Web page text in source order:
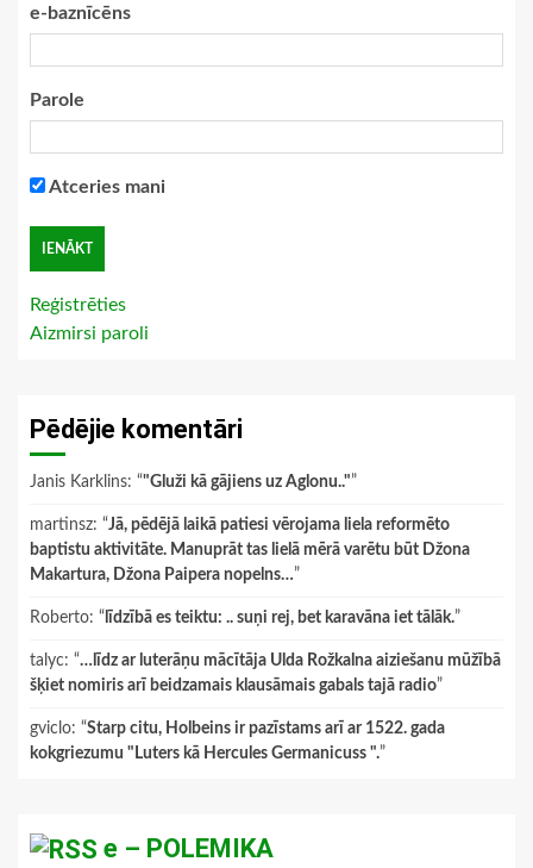
e-baznīcēns
Parole
Atceries mani
Reģistrēties
Aizmirsi paroli
Pēdējie komentāri
Janis Karklins: “"Gluži kā gājiens uz Aglonu.."”
martinsz: “Jā, pēdējā laikā patiesi vērojama liela reformēto
baptistu aktivitāte. Manuprāt tas lielā mērā varētu būt Džona
Makartura, Džona Paipera nopelns…”
Roberto: “ līdzībā es teiktu: .. suņi rej, bet karavāna iet tālāk.”
talyc: “…līdz ar luterāņu mācītāja Ulda Rožkalna aiziešanu mūžībā
šķiet nomiris arī beidzamais klausāmais gabals tajā radio”
gviclo: “Starp citu, Holbeins ir pazīstams arī ar 1522. gada
kokgriezumu "Luters kā Hercules Germanicuss ".”
e – POLEMIKA